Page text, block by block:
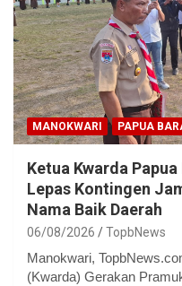
MANOKWARI PAPUA
Ketua Kwarda
Lepas Kontingen
Nama Baik Daerah
06/08/2026 TopbNews
Manokwari,
(Kwarda) Gerakan